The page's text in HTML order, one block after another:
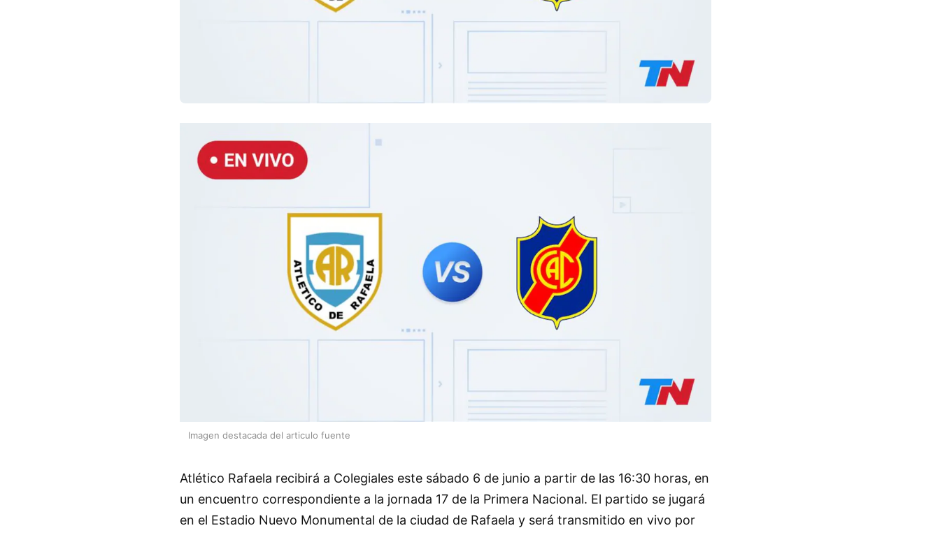
Imagen destacada del articulo fuente
Atlético Rafaela recibirá a Colegiales este sábado 6 de junio a partir de las 16:30 horas, en
un encuentro correspondiente a la jornada 17 de la Primera Nacional. El partido se jugará
en el Estadio Nuevo Monumental de la ciudad de Rafaela y será transmitido en vivo por